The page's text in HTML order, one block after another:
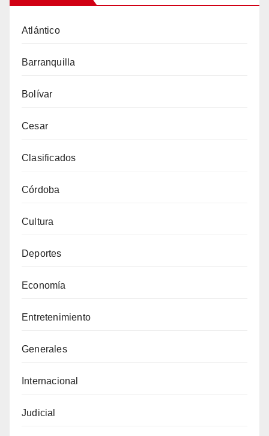
Atlántico
Barranquilla
Bolívar
Cesar
Clasificados
Córdoba
Cultura
Deportes
Economía
Entretenimiento
Generales
Internacional
Judicial